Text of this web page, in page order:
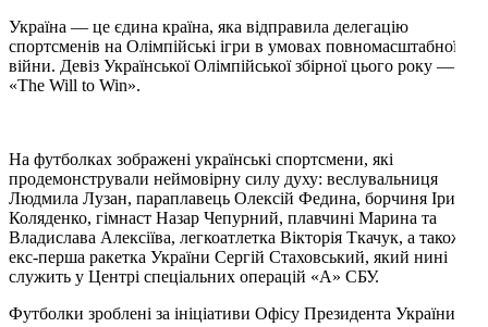
Україна — це єдина країна, яка відправила делегацію
спортсменів на Олімпійські ігри в умовах повномасштабної
війни. Девіз Української Олімпійської збірної цього року —
«The Will to Win».
На футболках зображені українські спортсмени, які
продемонстрували неймовірну силу духу: веслувальниця
Людмила Лузан, параплавець Олексій Федина, борчиня Ірина
Коляденко, гімнаст Назар Чепурний, плавчині Марина та
Владислава Алексіїва, легкоатлетка Вікторія Ткачук, а також
екс-перша ракетка України Сергій Стаховський, який нині
служить у Центрі спеціальних операцій «А» СБУ.
Футболки зроблені за ініціативи Офісу Президента України,